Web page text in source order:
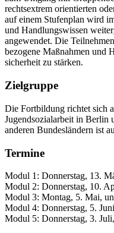
rechtsextrem orientierten
auf einem Stufenplan wird
und Handlungs­wissen
angewendet. Die
bezogene Maßnahmen und
sicherheit zu stärken.
Zielgruppe
Die Fortbildung richtet sich
Jugend­sozial­arbeit in Berlin
anderen Bundes­ländern ist
Termine
Modul 1: Donnerstag, 13.
Modul 2: Donnerstag, 10.
Modul 3: Montag, 5. Mai,
Modul 4: Donnerstag, 5.
Modul 5: Donnerstag, 3.